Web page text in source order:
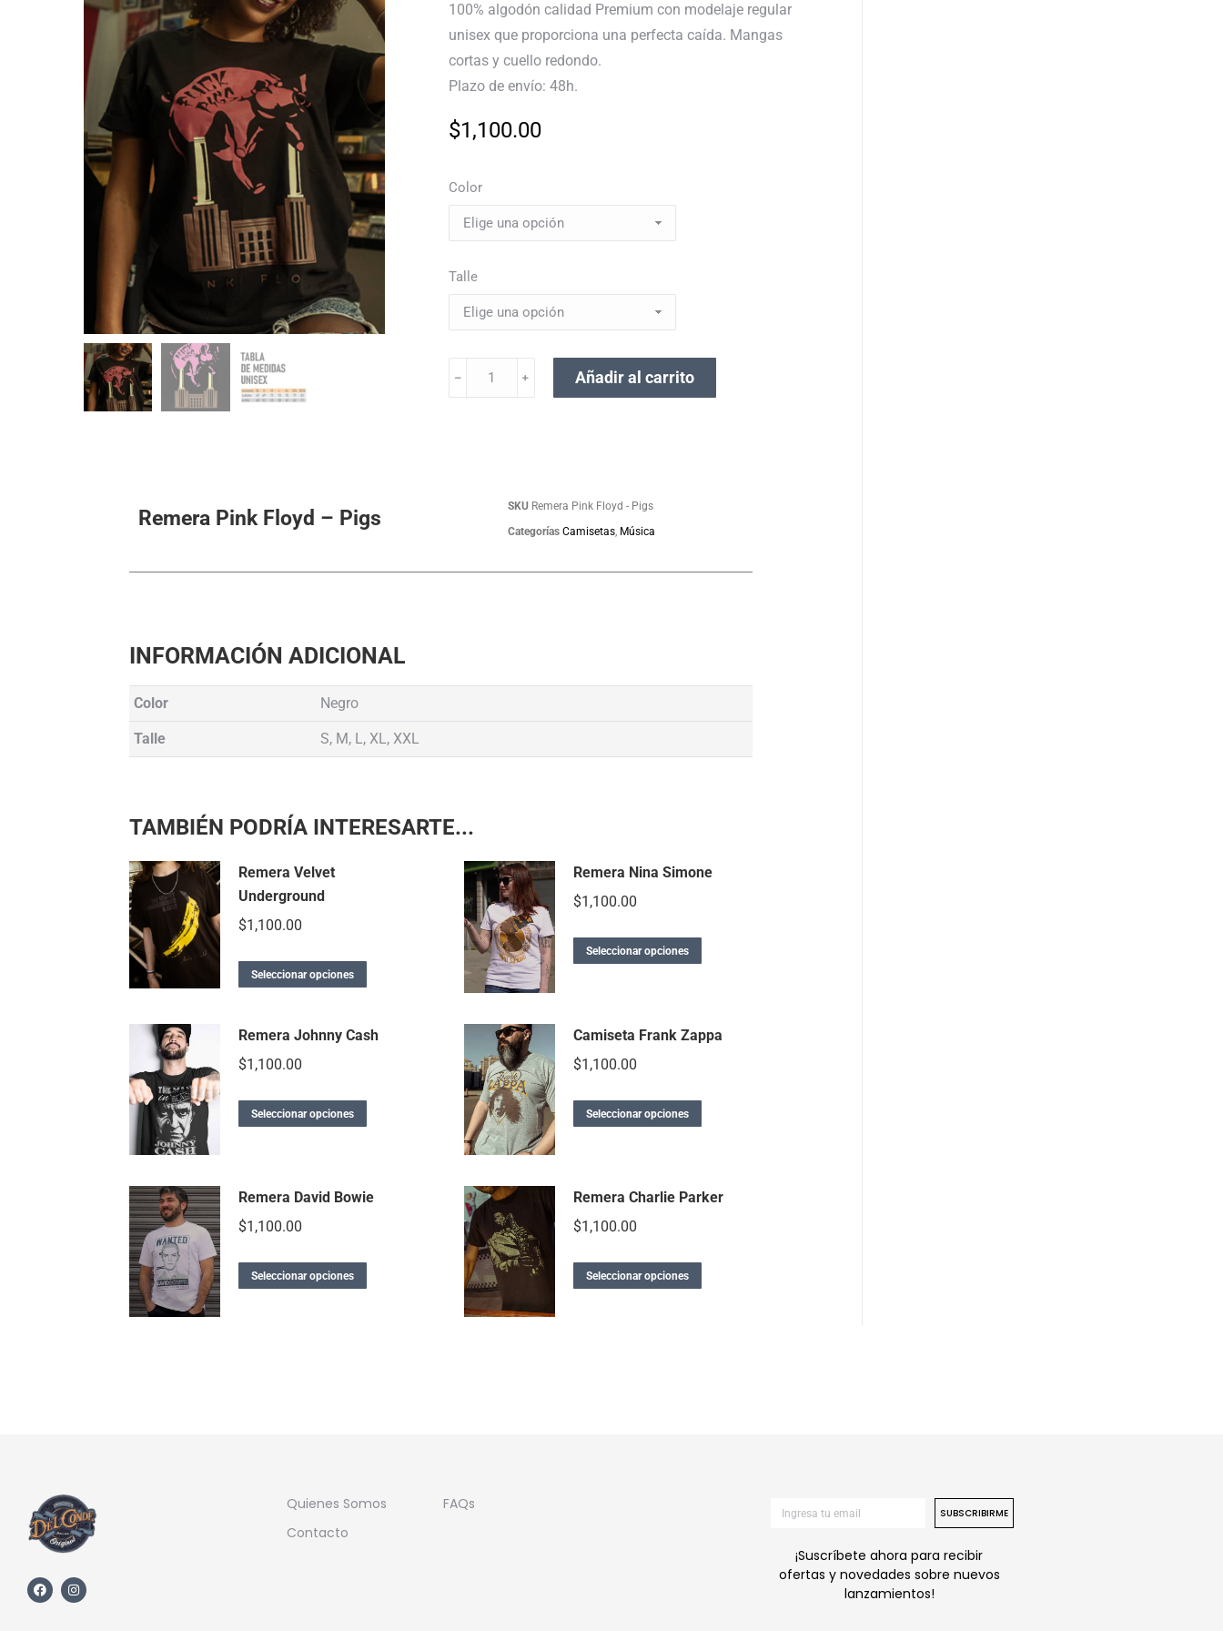
100% algodón calidad Premium con modelaje regular
unisex que proporciona una perfecta caída. Mangas
cortas y cuello redondo.
Plazo de envío: 48h.
$1,100.00
Color
Talle
﹣ ﹢ Añadir al carrito
Remera Pink Floyd – Pigs SKU Remera Pink Floyd - Pigs
Categorías Camisetas, Música
INFORMACIÓN ADICIONAL
Color Negro
Talle S, M, L, XL, XXL
TAMBIÉN PODRÍA INTERESARTE...
Remera Velvet
Underground
$1,100.00
Seleccionar opciones
Remera Nina Simone
$1,100.00
Seleccionar opciones
Remera Johnny Cash
$1,100.00
Seleccionar opciones
Camiseta Frank Zappa
$1,100.00
Seleccionar opciones
Remera David Bowie
$1,100.00
Seleccionar opciones
Remera Charlie Parker
$1,100.00
Seleccionar opciones
Quienes Somos
Contacto
FAQs
SUBSCRIBIRME
¡Suscríbete ahora para recibir
ofertas y novedades sobre nuevos
lanzamientos!